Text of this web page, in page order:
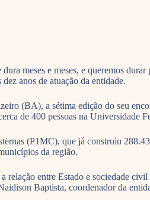
meses e meses, e queremos
anos de atuação da entidade.
(BA), a sétima edição do seu
de 400 pessoas na Universidade
(P1MC), que já construiu
da região.
entre Estado e sociedade
Baptista, coordenador da